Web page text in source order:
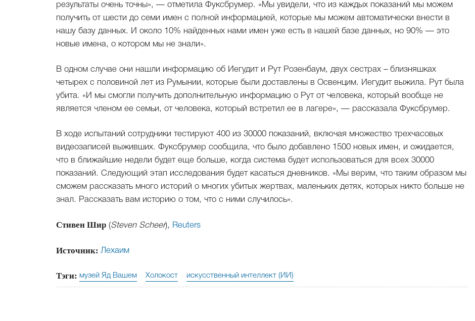
результаты очень точны», — отметила Фуксбрумер. «Мы увидели, что из каждых показаний мы можем
получить от шести до семи имен с полной информацией, которые мы можем автоматически внести в
нашу базу данных. И около 10% найденных нами имен уже есть в нашей базе данных, но 90% — это
новые имена, о котором мы не знали».
В одном случае они нашли информацию об Иегудит и Рут Розенбаум, двух сестрах – близняшках
четырех с половиной лет из Румынии, которые были доставлены в Освенцим. Иегудит выжила. Рут была
убита. «И мы смогли получить дополнительную информацию о Рут от человека, который вообще не
является членом ее семьи, от человека, который встретил ее в лагере», — рассказала Фуксбрумер.
В ходе испытаний сотрудники тестируют 400 из 30000 показаний, включая множество трехчасовых
видеозаписей выживших. Фуксбрумер сообщила, что было добавлено 1500 новых имен, и ожидается,
что в ближайшие недели будет еще больше, когда система будет использоваться для всех 30000
показаний. Следующий этап исследования будет касаться дневников. «Мы верим, что таким образом мы
сможем рассказать много историй о многих убитых жертвах, маленьких детях, которых никто больше не
знал. Рассказать вам историю о том, что с ними случилось».
Стивен Шир (Steven Scheer), Reuters
Источник: Лехаим
Тэги: музей Яд Вашем Холокост искусственный интеллект (ИИ)